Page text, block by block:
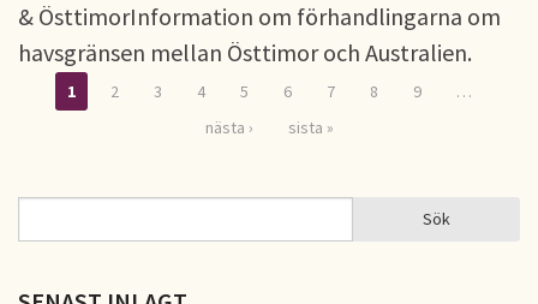
& ÖsttimorInformation om förhandlingarna om
havsgränsen mellan Östtimor och Australien.
1 2 3 4 5 6 7 8 9
…
nästa ›
sista »
SÖKFORMULÄR Sök